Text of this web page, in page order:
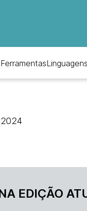
Ferramentas
EDIÇÃO